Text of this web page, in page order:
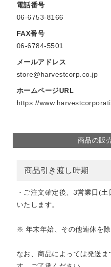
電話番号
06-6753-8166
FAX番号
06-6784-5501
メールアドレス
store@harvestcorp.co.jp
ホームページURL
https://
商品の販
商品引き渡し時期
・ご注文確定後、3営業日(
いたします。
※ 年末年始、その他連休を除
なお、商品によっては発送